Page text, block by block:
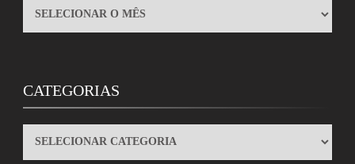
ARQUIVOS
CATEGORIAS
CATEGORIAS